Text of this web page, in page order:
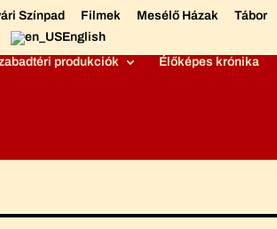
Színpad Filmek Mesélő Házak Tábor
English
produkciók Élőképes krónika